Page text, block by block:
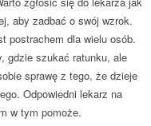
aby zadbać o swój wzrok.
postrachem dla wielu osób.
gdzie szukać ratunku, ale
sprawę z tego, że dzieje
Odpowiedni lekarz na
w tym pomoże.